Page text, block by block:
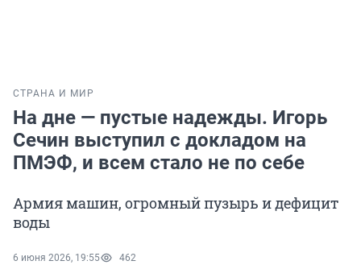
СТРАНА И МИР
На дне — пустые надежды. Игорь
Сечин выступил с докладом на
ПМЭФ, и всем стало не по себе
Армия машин, огромный пузырь и дефицит
воды
6 июня 2026, 19:55 462